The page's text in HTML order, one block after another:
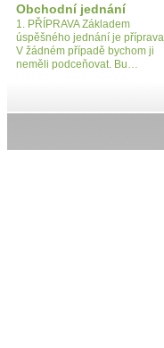
Obchodní jednání
1. PŘÍPRAVA Základem
úspěšného jednání je příprava.
V žádném případě bychom ji
neměli podceňovat. Bu…